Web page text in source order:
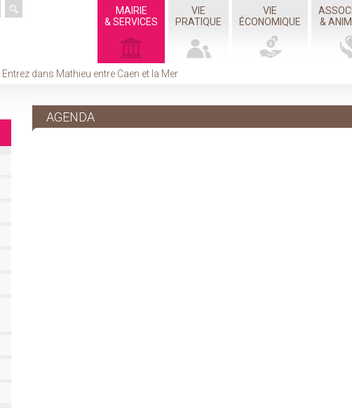
MAIRIE
& SERVICES
VIE
PRATIQUE
VIE
ÉCONOMIQUE
&
Entrez dans Mathieu entre Caen et la Mer
AGENDA